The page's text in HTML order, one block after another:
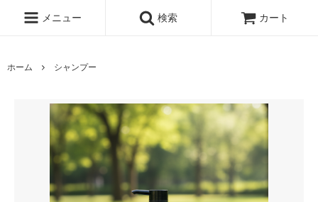
メニュー 検索 カート
ホーム シャンプー